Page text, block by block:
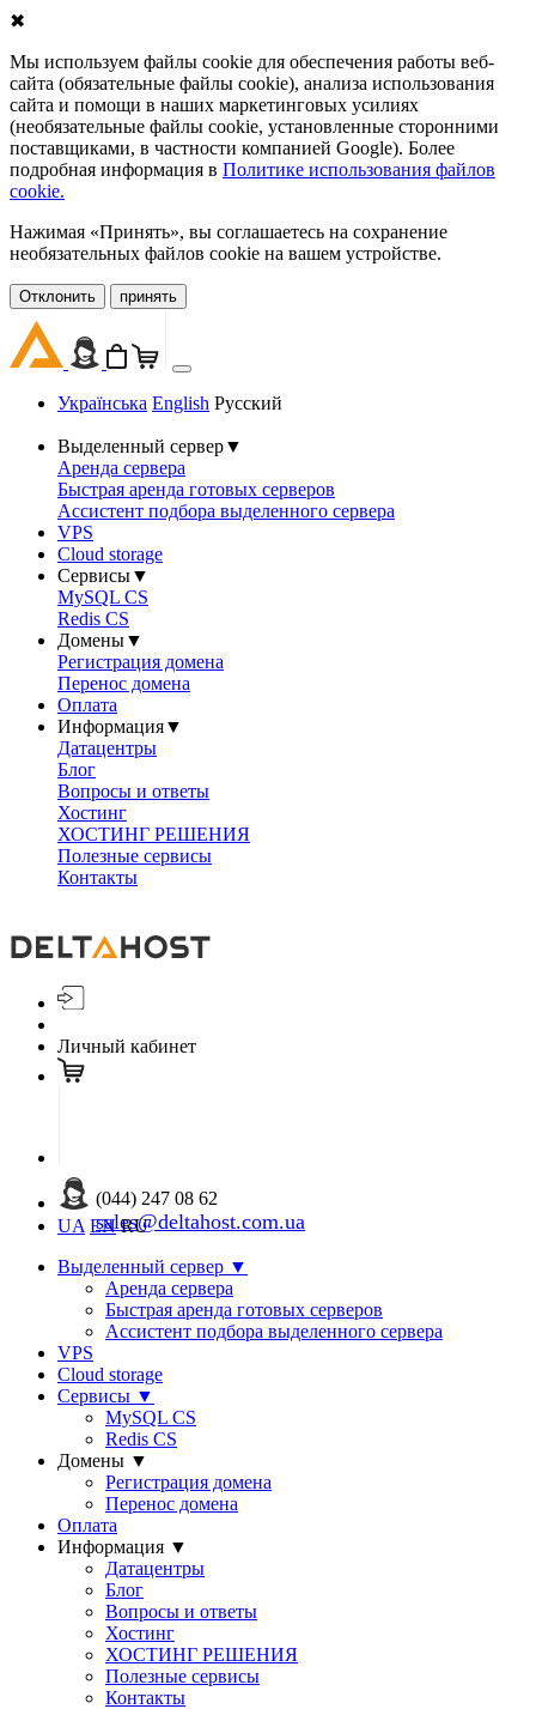
✖
Мы используем файлы cookie для обеспечения работы веб-
сайта (обязательные файлы cookie), анализа использования
сайта и помощи в наших маркетинговых усилиях
(необязательные файлы cookie, установленные сторонними
поставщиками, в частности компанией Google). Более
подробная информация в Политике использования файлов
cookie.
Нажимая «Принять», вы соглашаетесь на сохранение
необязательных файлов cookie на вашем устройстве.
Oтклонить принять
Українська English Русский
Выделенный сервер▼
Аренда сервера
Быстрая аренда готовых серверов
Ассистент подбора выделенного сервера
VPS
Cloud storage
Сервисы▼
MySQL CS
Redis CS
Домены▼
Регистрация домена
Перенос домена
Оплата
Информация▼
Датацентры
Блог
Вопросы и ответы
Хостинг
ХОСТИНГ РЕШЕНИЯ
Полезные сервисы
Контакты
Личный кабинет
(044) 247 08 62
sales@deltahost.com.ua
UA EN RU
Выделенный сервер ▼
Аренда сервера
Быстрая аренда готовых серверов
Ассистент подбора выделенного сервера
VPS
Cloud storage
Сервисы ▼
MySQL CS
Redis CS
Домены ▼
Регистрация домена
Перенос домена
Оплата
Информация ▼
Датацентры
Блог
Вопросы и ответы
Хостинг
ХОСТИНГ РЕШЕНИЯ
Полезные сервисы
Контакты